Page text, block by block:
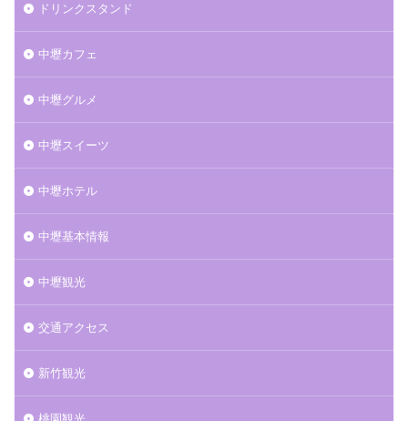
ドリンクスタンド
中壢カフェ
中壢グルメ
中壢スイーツ
中壢ホテル
中壢基本情報
中壢観光
交通アクセス
新竹観光